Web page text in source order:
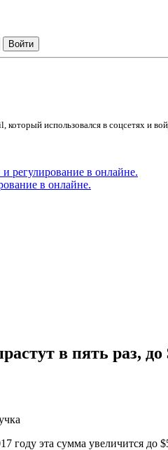
использовался в соцсетях и
в онлайне.
в пять раз, до
году эта сумма увеличится до